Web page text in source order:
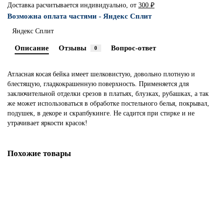
Доставка расчитывается индивидуально, от 300 ₽
Возможна оплата частями - Яндекс Сплит
Яндекс Сплит
Описание Отзывы 0 Вопрос-ответ
Атласная косая бейка имеет шелковистую, довольно плотную и
блестящую, гладкокрашенную поверхность. Применяется для
заключительной отделки срезов в платьях, блузках, рубашках, а так
же может использоваться в обработке постельного белья, покрывал,
подушек, в декоре и скрапбукинге. Не садится при стирке и не
утрачивает яркости красок!
Похожие товары